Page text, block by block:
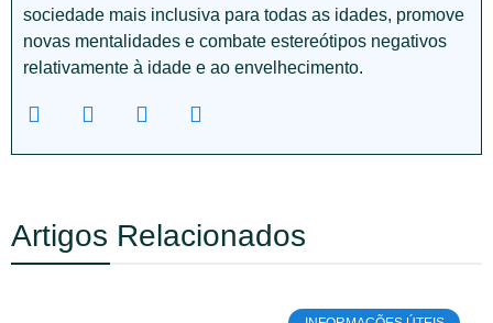
sociedade mais inclusiva para todas as idades, promove
novas mentalidades e combate estereótipos negativos
relativamente à idade e ao envelhecimento.
Artigos Relacionados